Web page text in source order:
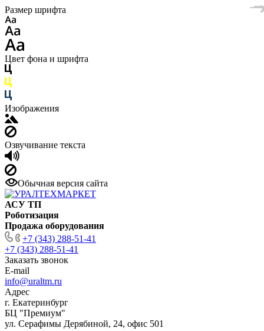
Размер шрифта
Цвет фона и шрифта
Изображения
Озвучивание текста
Обычная версия сайта
АСУ ТП
Роботизация
Продажа оборудования
+7 (343) 288-51-41
+7 (343) 288-51-41
Заказать звонок
E-mail
info@uraltm.ru
Адрес
г. Екатеринбург
БЦ "Премиум"
ул. Серафимы Дерябиной, 24, офис 501